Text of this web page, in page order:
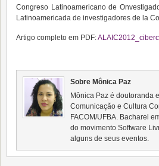
Congreso Latinoamericano de
Latinoamericada de investigadores de la
Artigo completo em PDF:
Sobre Mônica Paz
Mônica Paz é doutoranda
Comunicação e Cultura
FACOM/UFBA. Bacharel
do movimento Software
alguns de seus eventos.